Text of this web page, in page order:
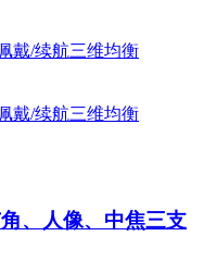
、人像、中焦三支